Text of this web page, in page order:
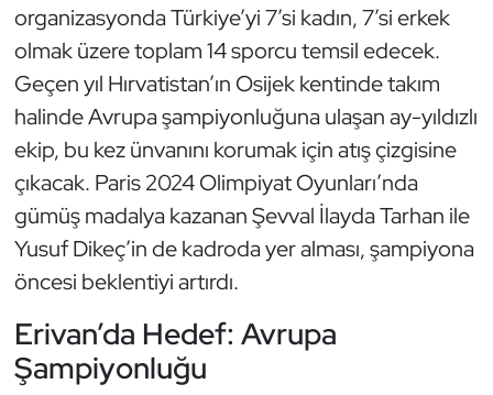
organizasyonda Türkiye’yi 7’si kadın, 7’si erkek
olmak üzere toplam 14 sporcu temsil edecek.
Geçen yıl Hırvatistan’ın Osijek kentinde takım
halinde Avrupa şampiyonluğuna ulaşan ay-yıldızlı
ekip, bu kez ünvanını korumak için atış çizgisine
çıkacak. Paris 2024 Olimpiyat Oyunları’nda
gümüş madalya kazanan Şevval İlayda Tarhan ile
Yusuf Dikeç’in de kadroda yer alması, şampiyona
öncesi beklentiyi artırdı.
Erivan’da Hedef: Avrupa
Şampiyonluğu
Genel
Golf
Güreş
Halter
Hava Sporları
İşitme Engelli Sporcular